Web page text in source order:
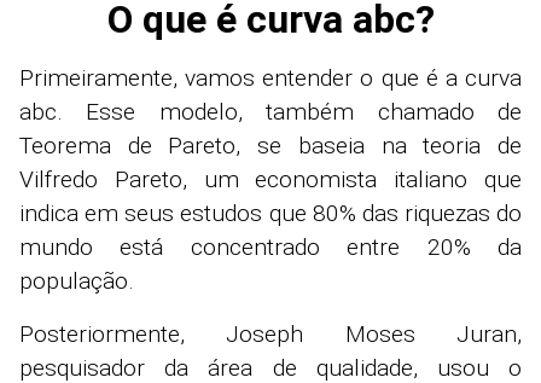
O que é curva abc?
Primeiramente, vamos entender o que é a curva
abc. Esse modelo, também chamado de
Teorema de Pareto, se baseia na teoria de
Vilfredo Pareto, um economista italiano que
indica em seus estudos que 80% das riquezas do
mundo está concentrado entre 20% da
população.
Posteriormente, Joseph Moses Juran,
pesquisador da área de qualidade, usou o